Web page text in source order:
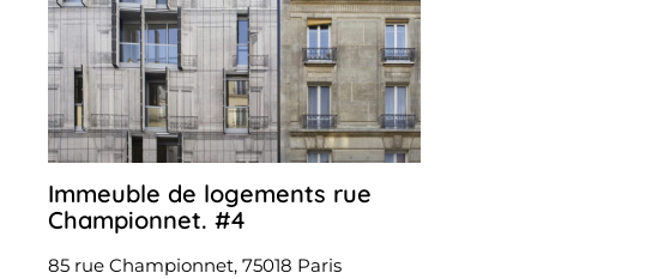
Immeuble de logements rue
Championnet. #4
85 rue Championnet, 75018 Paris